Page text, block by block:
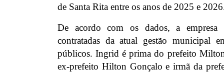
de Santa Rita entre os anos de 2025 e
De acordo com os dados, a empresa
contratadas da atual gestão municipal
públicos. Ingrid é prima do prefeito
ex-prefeito Hilton Gonçalo e irmã da